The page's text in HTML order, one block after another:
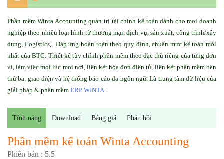
Phần mềm Winta Accounting quản trị tài chính kế toán dành cho mọi doanh
nghiệp theo nhiều loại hình từ thương mại, dịch vụ, sản xuất, công trình/xây
dựng, Logistics,...Đáp ứng hoàn toàn theo quy định, chuẩn mực kế toán mới
nhất của BTC. Thiết kế tùy chỉnh phần mềm theo đặc thù riêng của từng đơn
vị, làm việc mọi lúc mọi nơi, liên kết hóa đơn điện tử, liên kết phần mềm bên
thứ ba, giao diện và hệ thống báo cáo đa ngôn ngữ. Là trung tâm dữ liệu của
giải pháp & phần mềm ERP WINTA
Tính năng Download Bảng giá Phản hồi
Phần mềm kế toán Winta Accounting
Phiên bản : 5.5